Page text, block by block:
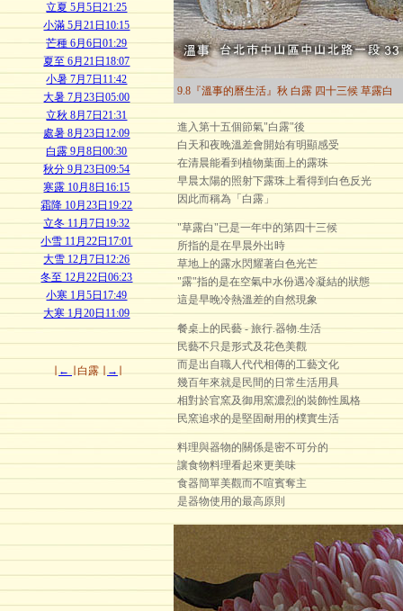
立夏 5月5日21:25
小滿 5月21日10:15
芒種 6月6日01:29
夏至 6月21日18:07
小暑 7月7日11:42
大暑 7月23日05:00
立秋 8月7日21:31
處暑 8月23日12:09
白露 9月8日00:30
秋分 9月23日09:54
寒露 10月8日16:15
霜降 10月23日19:22
立冬 11月7日19:32
小雪 11月22日17:01
大雪 12月7日12:26
冬至 12月22日06:23
小寒 1月5日17:49
大寒 1月20日11:09
← 白露 →
9.8『溫事的曆生活』秋 白露 四十三候 草露白
進入第十五個節氣"白露"後
白天和夜晚溫差會開始有明顯感受
在清晨能看到植物葉面上的露珠
早晨太陽的照射下露珠上看得到白色反光
因此而稱為「白露」
"草露白"已是一年中的第四十三候
所指的是在早晨外出時
草地上的露水閃耀著白色光芒
"露"指的是在空氣中水份遇冷凝結的狀態
這是早晚冷熱溫差的自然現象
餐桌上的民藝 - 旅行.器物.生活
民藝不只是形式及花色美觀
而是出自職人代代相傳的工藝文化
幾百年來就是民間的日常生活用具
相對於官窯及御用窯濃烈的裝飾性風格
民窯追求的是堅固耐用的樸實生活
料理與器物的關係是密不可分的
讓食物料理看起來更美味
食器簡單美觀而不喧賓奪主
是器物使用的最高原則